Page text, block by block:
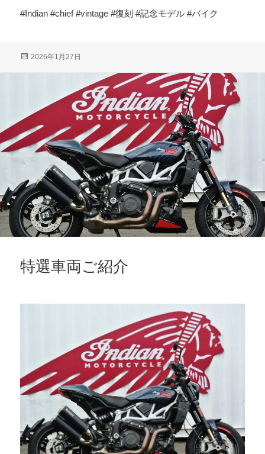
#Indian #chief #vintage #復刻 #記念モデル #バイク
投
2026年1月27日
特選車両ご紹介